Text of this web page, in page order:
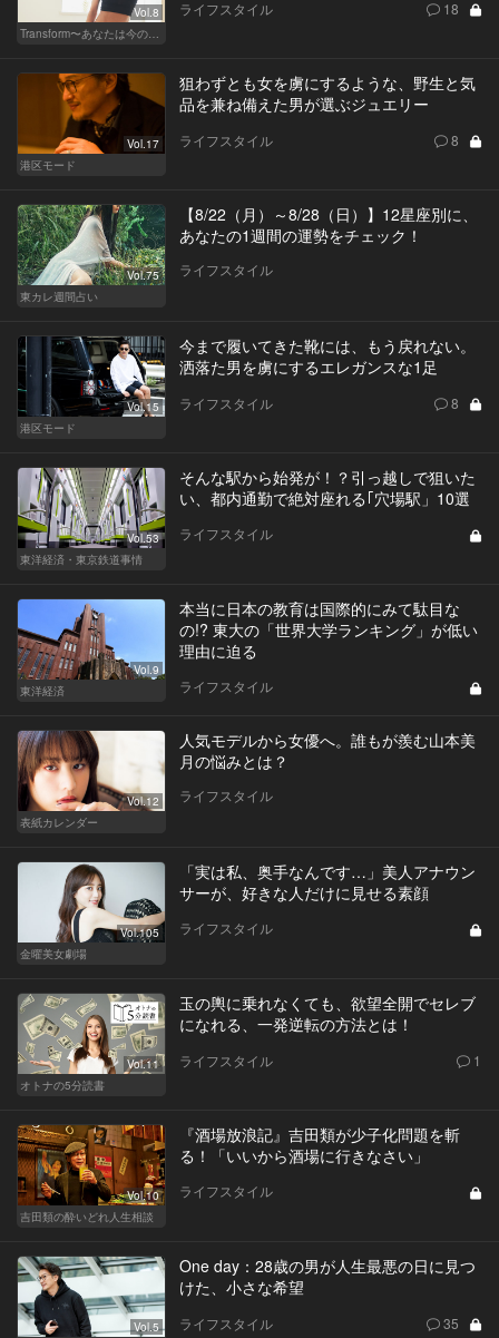
Vol.8
Transform〜あなたは今の自分に満足してますか？〜
ライフスタイル 18
Vol.17
港区モード
狙わずとも女を虜にするような、野生と気
品を兼ね備えた男が選ぶジュエリー
ライフスタイル 8
Vol.75
東カレ週間占い
【8/22（月）～8/28（日）】12星座別に、
あなたの1週間の運勢をチェック！
ライフスタイル
Vol.15
港区モード
今まで履いてきた靴には、もう戻れない。
洒落た男を虜にするエレガンスな1足
ライフスタイル 8
Vol.53
東洋経済・東京鉄道事情
そんな駅から始発が！？引っ越しで狙いた
い、都内通勤で絶対座れる｢穴場駅」10選
ライフスタイル
Vol.9
東洋経済
本当に日本の教育は国際的にみて駄目な
の!? 東大の「世界大学ランキング」が低い
理由に迫る
ライフスタイル
Vol.12
表紙カレンダー
人気モデルから女優へ。誰もが羨む山本美
月の悩みとは？
ライフスタイル
Vol.105
金曜美女劇場
「実は私、奥手なんです…」美人アナウン
サーが、好きな人だけに見せる素顔
ライフスタイル
Vol.11
オトナの5分読書
玉の輿に乗れなくても、欲望全開でセレブ
になれる、一発逆転の方法とは！
ライフスタイル 1
Vol.10
吉田類の酔いどれ人生相談
『酒場放浪記』吉田類が少子化問題を斬
る！「いいから酒場に行きなさい」
ライフスタイル
Vol.5
One day：28歳の男が人生最悪の日に見つ
けた、小さな希望
ライフスタイル 35